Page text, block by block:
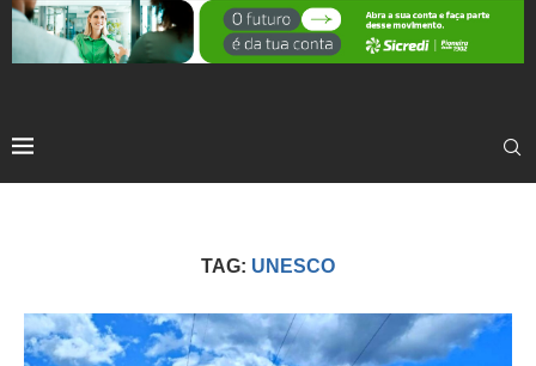
TAG: UNESCO